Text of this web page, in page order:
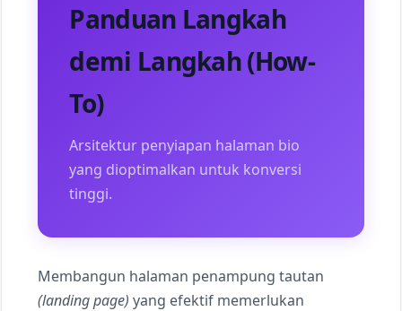
Panduan Langkah
demi Langkah (How-
To)
Arsitektur penyiapan halaman bio
yang dioptimalkan untuk konversi
tinggi.
Membangun halaman penampung tautan
(landing page) yang efektif memerlukan